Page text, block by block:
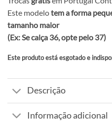
Este modelotem a forma
tamanho maior
(Ex: Se calça 36, opte pelo 37)
Este produto está esgotado e
Alternative:
Descrição
Informação adicional